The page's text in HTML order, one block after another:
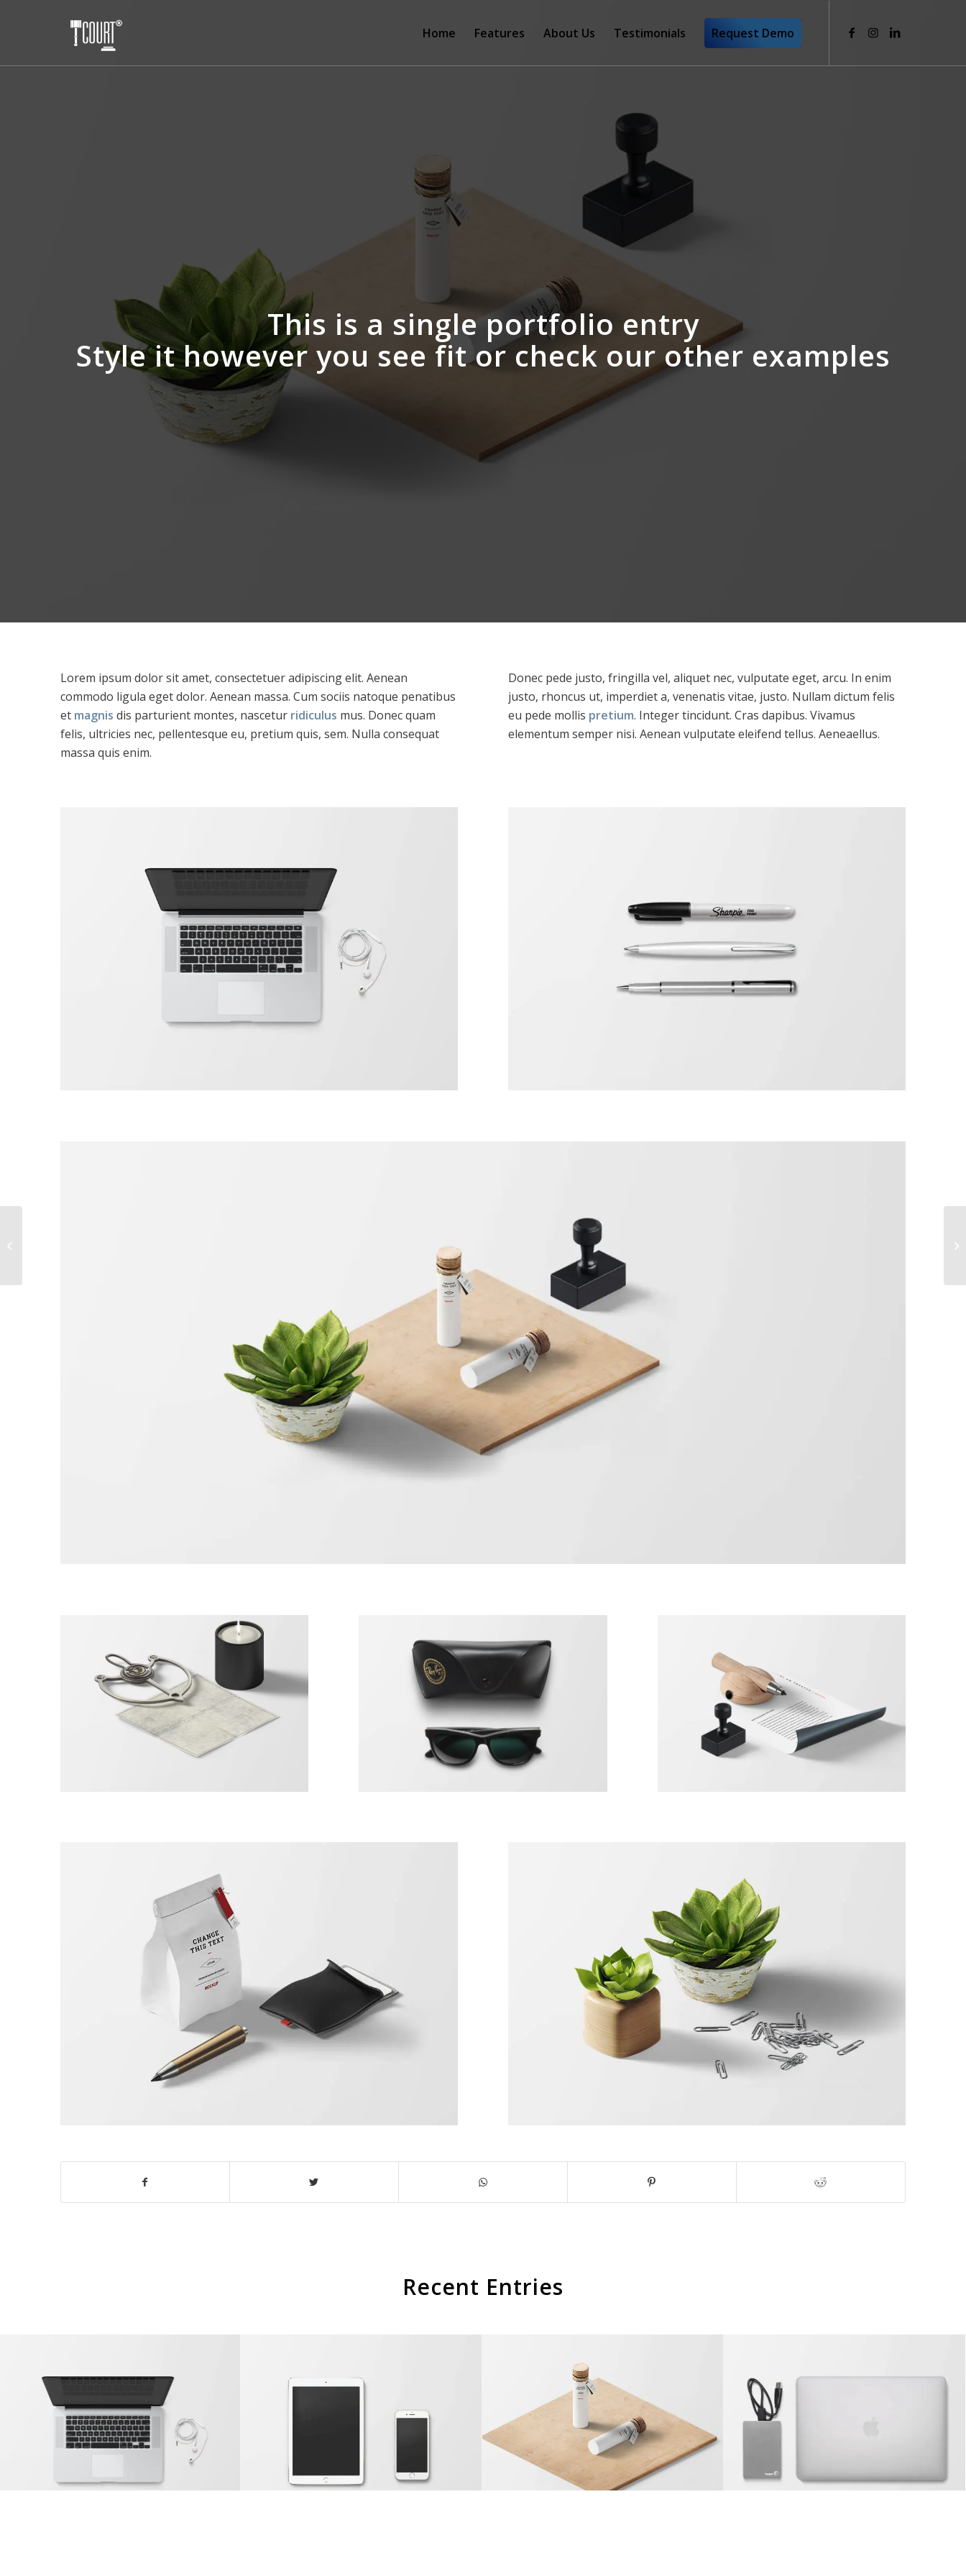
Home Features About Us Testimonials Request Demo
This is a single portfolio entry
Style it however you see fit or check our other examples
Lorem ipsum dolor sit amet, consectetuer adipiscing elit. Aenean
commodo ligula eget dolor. Aenean massa. Cum sociis natoque penatibus
et magnis dis parturient montes, nascetur ridiculus mus. Donec quam
felis, ultricies nec, pellentesque eu, pretium quis, sem. Nulla consequat
massa quis enim.
Donec pede justo, fringilla vel, aliquet nec, vulputate eget, arcu. In enim
justo, rhoncus ut, imperdiet a, venenatis vitae, justo. Nullam dictum felis
eu pede mollis pretium. Integer tincidunt. Cras dapibus. Vivamus
elementum semper nisi. Aenean vulputate eleifend tellus. Aeneaellus.
Recent Entries
Modern Single Entry Classic Single Entry #2 MacBook PRO & SSD